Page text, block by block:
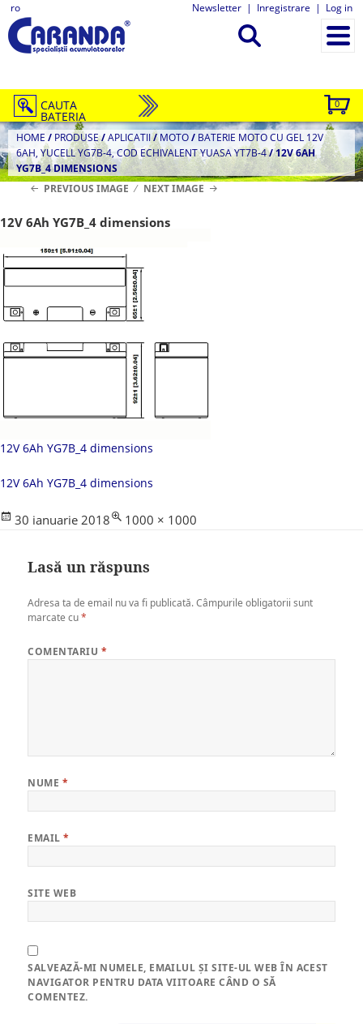
ro Newsletter | Inregistrare | Log in
0
CAUTA
BATERIA
HOME / PRODUSE/APLICATII/MOTO/ BATERIE MOTO CU GEL 12V
6AH, YUCELL YG7B-4, COD ECHIVALENT YUASA YT7B-4/12V 6AH
YG7B_4 DIMENSIONS
PREVIOUS IMAGE
NEXT IMAGE
12V 6Ah YG7B_4 dimensions
12V 6Ah YG7B_4 dimensions
12V 6Ah YG7B_4 dimensions
Posted
30 ianuarie 2018
Full
1000 × 1000
Lasă un răspuns
Adresa ta de email nu va fi publicată. Câmpurile obligatorii sunt
marcate cu*
COMENTARIU *
NUME *
EMAIL*
SITE WEB
SALVEAZĂ-MI NUMELE, EMAILUL ȘI SITE-UL WEB ÎN ACEST
NAVIGATOR PENTRU DATA VIITOARE CÂND O SĂ
COMENTEZ.